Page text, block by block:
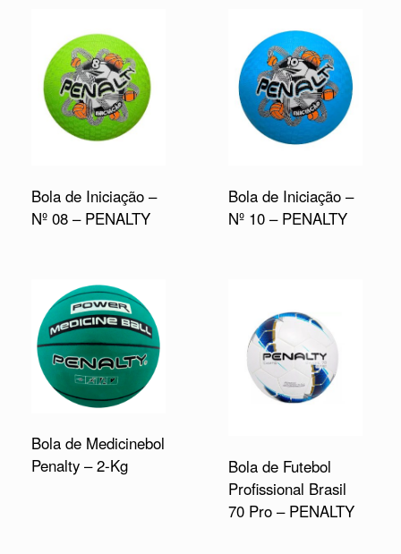
Bola de Iniciação –
Nº 08 – PENALTY
Bola de Iniciação –
Nº 10 – PENALTY
Bola de Medicinebol
Penalty – 2-Kg
Bola de Futebol
Profissional Brasil
70 Pro – PENALTY